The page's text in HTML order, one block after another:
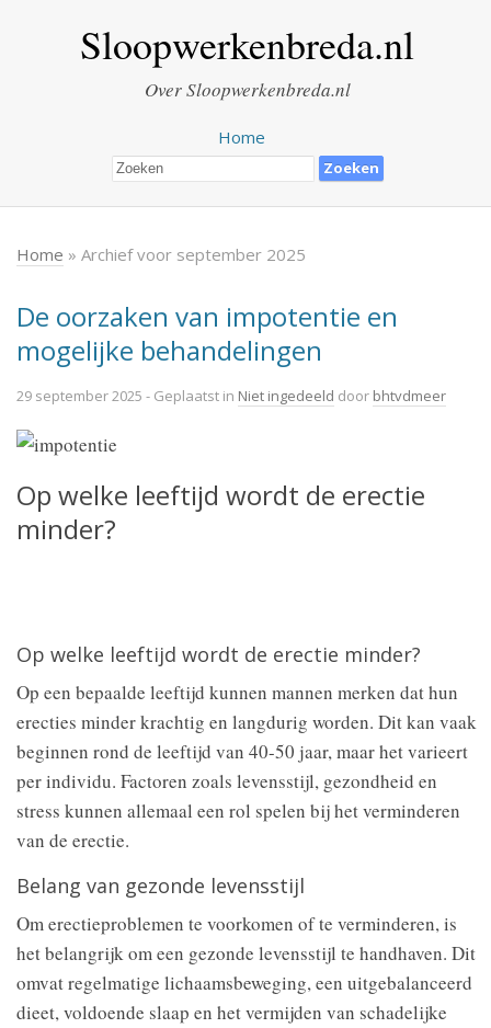
Sloopwerkenbreda.nl
Over Sloopwerkenbreda.nl
Home
Home » Archief voor september 2025
De oorzaken van impotentie en
mogelijke behandelingen
29 september 2025 - Geplaatst in Niet ingedeeld door bhtvdmeer
Op welke leeftijd wordt de erectie
minder?
Op welke leeftijd wordt de erectie minder?
Op een bepaalde leeftijd kunnen mannen merken dat hun
erecties minder krachtig en langdurig worden. Dit kan vaak
beginnen rond de leeftijd van 40-50 jaar, maar het varieert
per individu. Factoren zoals levensstijl, gezondheid en
stress kunnen allemaal een rol spelen bij het verminderen
van de erectie.
Belang van gezonde levensstijl
Om erectieproblemen te voorkomen of te verminderen, is
het belangrijk om een gezonde levensstijl te handhaven. Dit
omvat regelmatige lichaamsbeweging, een uitgebalanceerd
dieet, voldoende slaap en het vermijden van schadelijke